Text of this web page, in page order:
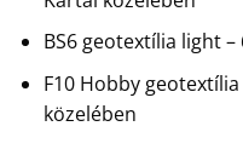
BS6 geotextília light –
F10 Hobby
közelében